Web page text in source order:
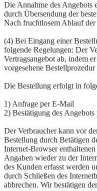
Die Annahme des
durch Übersendung der
Nach fruchtlosem Ablauf
(4) Bei Eingang einer
folgende Regelungen: Der
Vertragsangebot ab, indem
vorgesehene
Die Bestellung erfolgt in
1) Anfrage per E-Mail
2) Bestätigung des
Der Verbraucher kann vor
Bestellung durch Betätigen
Internet-Browser
Angaben wieder zu der
des Kunden erfasst werden
durch Schließen des
abbrechen. Wir bestätigen